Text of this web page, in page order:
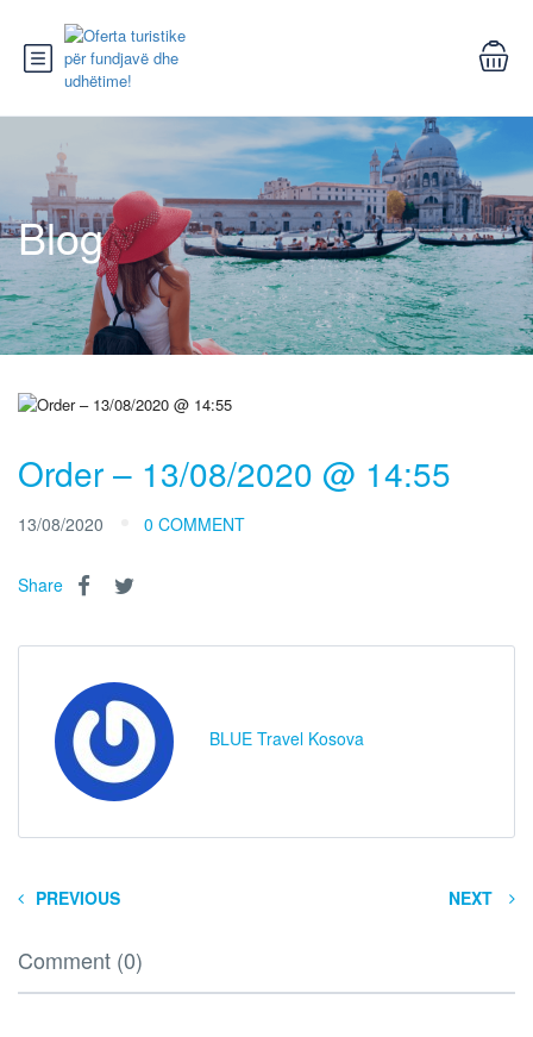
Blog
Order – 13/08/2020 @ 14:55
13/08/2020 0 COMMENT
Share
BLUE Travel Kosova
PREVIOUS NEXT
Comment (0)